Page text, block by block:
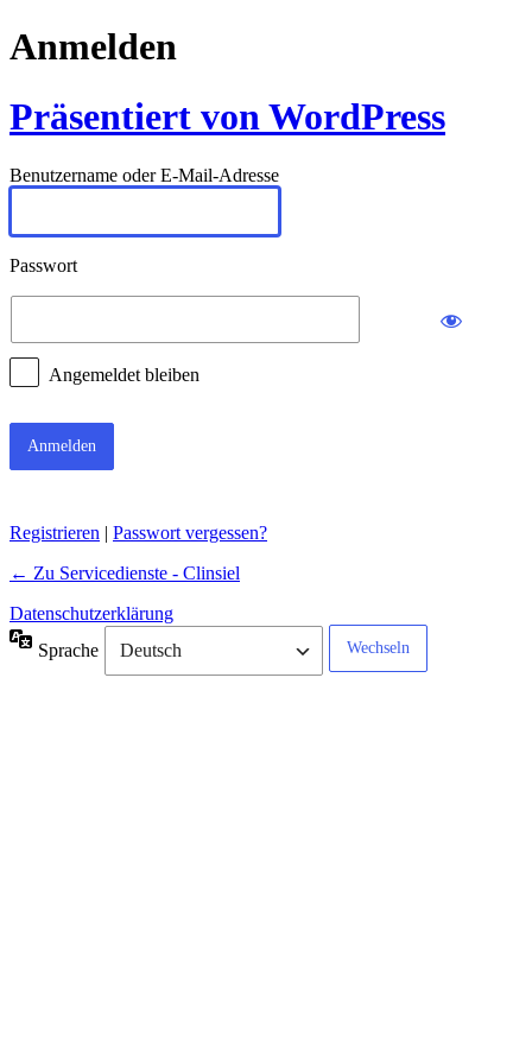
Anmelden
Präsentiert von WordPress
Benutzername oder E-Mail-Adresse
Passwort
Angemeldet bleiben
Registrieren | Passwort vergessen?
← Zu Servicedienste - Clinsiel
Datenschutzerklärung
Sprache